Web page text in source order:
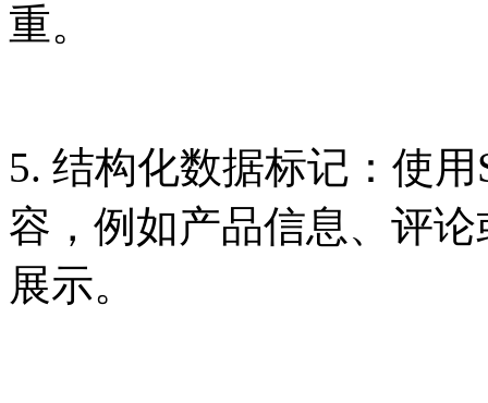
重。
5. 结构化数据标记：使
容，例如产品信息、评
展示。